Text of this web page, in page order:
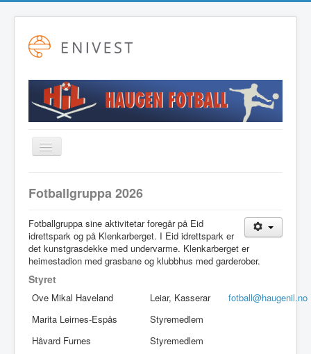
Toggle
Navigation
Fotball
Friidrett
Langrenn
Hovudstyret
Idrettslaget
Klubblokaler
Fotballgruppa 2026
Fotballgruppa sine aktivitetar foregår på Eid
idrettspark og på Klenkarberget. I Eid idrettspark er
det kunstgrasdekke med undervarme. Klenkarberget er
heimestadion med grasbane og klubbhus med garderober.
Styret
Ove Mikal Haveland Leiar, Kasserar
fotball@haugenil.no
Marita Leirnes-Espås
Styremedlem
Håvard Furnes
Styremedlem